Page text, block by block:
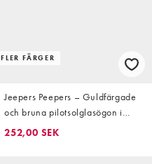
FLER FÄRGER
Jeepers Peepers – Guldfärgade
och bruna pilotsolglasögon i
metall
252,00 SEK